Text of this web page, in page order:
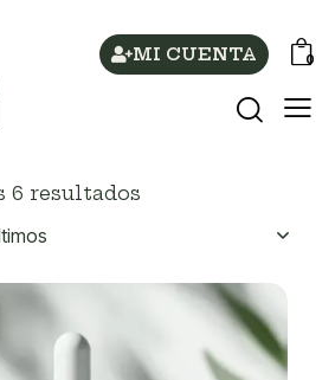
MI CUENTA 0
6 resultados